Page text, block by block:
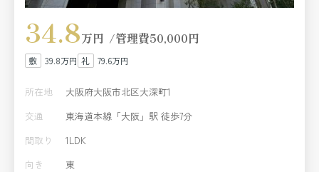
34.8万円 管理費50,000円
39.8万円 79.6万円
所在地
大阪府大阪市北区大深町1
交通
東海道本線「大阪」駅 徒歩7分
間取り
1LDK
向き
東